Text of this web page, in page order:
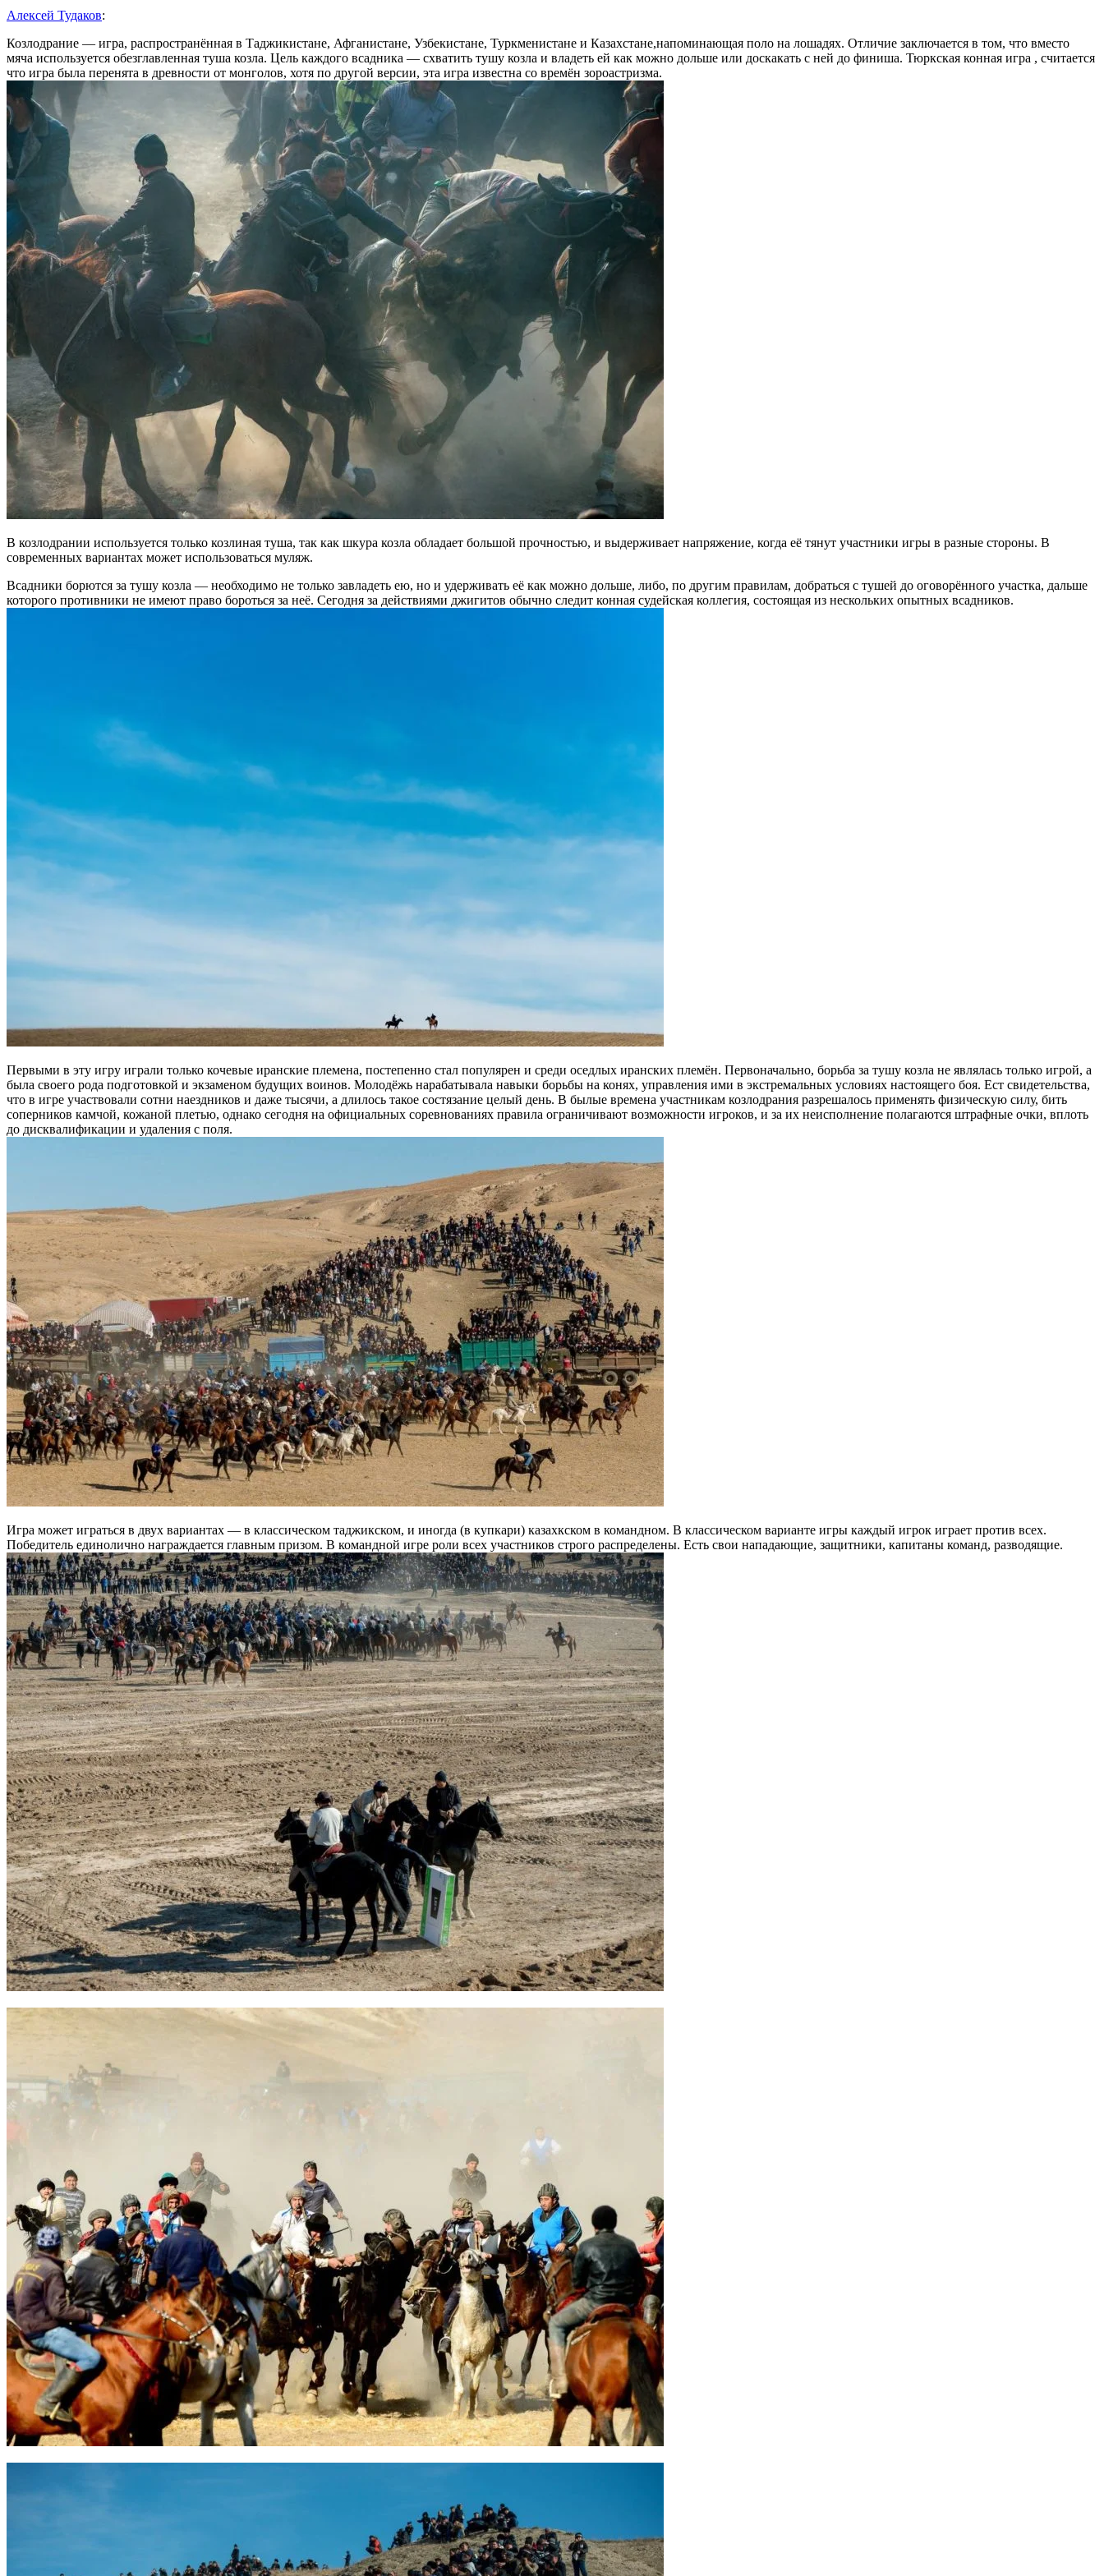
Алексей Тудаков:
Козлодрание — игра, распространённая в Таджикистане, Афганистане, Узбекистане, Туркменистане и Казахстане,напоминающая поло на лошадях. Отличие заключается в том, что вместо
мяча используется обезглавленная туша козла. Цель каждого всадника — схватить тушу козла и владеть ей как можно дольше или доскакать с ней до финиша. Тюркская конная игра , считается
что игра была перенята в древности от монголов, хотя по другой версии, эта игра известна со времён зороастризма.
В козлодрании используется только козлиная туша, так как шкура козла обладает большой прочностью, и выдерживает напряжение, когда её тянут участники игры в разные стороны. В
современных вариантах может использоваться муляж.
Всадники борются за тушу козла — необходимо не только завладеть ею, но и удерживать её как можно дольше, либо, по другим правилам, добраться с тушей до оговорённого участка, дальше
которого противники не имеют право бороться за неё. Сегодня за действиями джигитов обычно следит конная судейская коллегия, состоящая из нескольких опытных всадников.
Первыми в эту игру играли только кочевые иранские племена, постепенно стал популярен и среди оседлых иранских племён. Первоначально, борьба за тушу козла не являлась только игрой, а
была своего рода подготовкой и экзаменом будущих воинов. Молодёжь нарабатывала навыки борьбы на конях, управления ими в экстремальных условиях настоящего боя. Ест свидетельства,
что в игре участвовали сотни наездников и даже тысячи, а длилось такое состязание целый день. В былые времена участникам козлодрания разрешалось применять физическую силу, бить
соперников камчой, кожаной плетью, однако сегодня на официальных соревнованиях правила ограничивают возможности игроков, и за их неисполнение полагаются штрафные очки, вплоть
до дисквалификации и удаления с поля.
Игра может играться в двух вариантах — в классическом таджикском, и иногда (в купкари) казахкском в командном. В классическом варианте игры каждый игрок играет против всех.
Победитель единолично награждается главным призом. В командной игре роли всех участников строго распределены. Есть свои нападающие, защитники, капитаны команд, разводящие.